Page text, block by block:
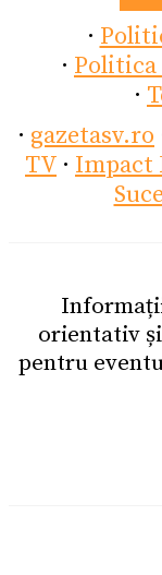
·
·
·
· gazetasv.ro
TV · Impact
orientativ
pentru